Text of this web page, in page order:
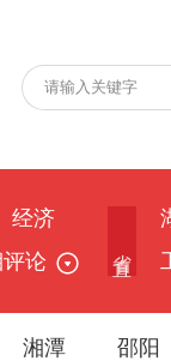
经济
论
湘潭 邵阳